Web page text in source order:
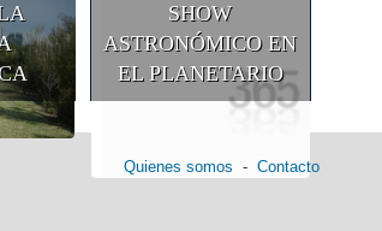
SHOW
ASTRONÓMICO EN
EL PLANETARIO
Quienes somos - Contacto